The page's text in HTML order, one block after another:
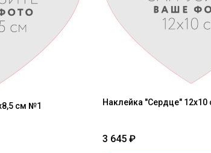
см №1 Наклейка "Сердце" 12x10
3 645 ₽